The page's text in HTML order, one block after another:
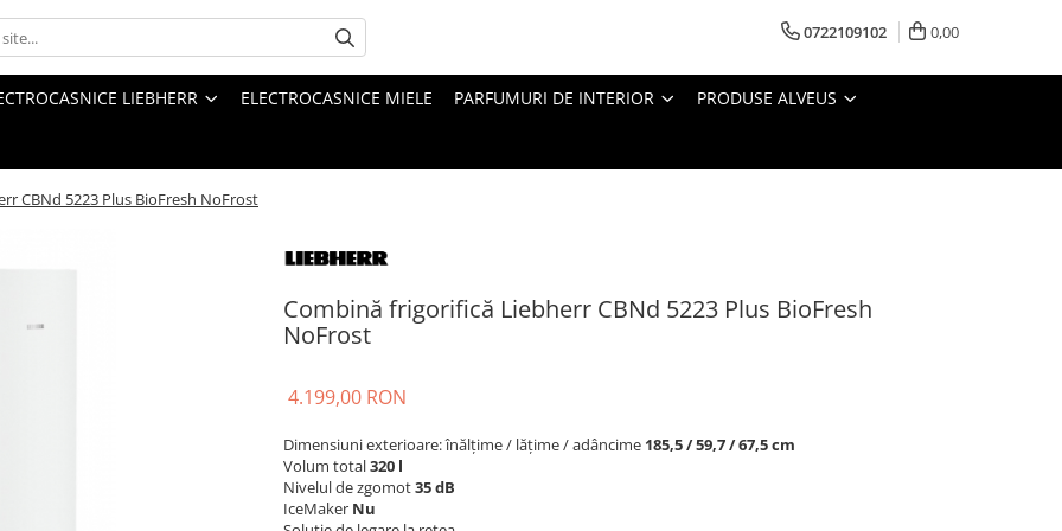
0722109102 0,00
LIEBHERR ELECTROCASNICE MIELE PARFUMURI DE INTERIOR PRODUSE ALVEUS
CBNd 5223 Plus BioFresh NoFrost
Combină frigorifică Liebherr CBNd 5223 Plus BioFresh
NoFrost
4.199,00 RON
Dimensiuni exterioare: înălțime / lățime / adâncime 185,5 / 59,7 / 67,5 cm
Volum total320 l
Nivelul de zgomot35 dB
IceMaker Nu